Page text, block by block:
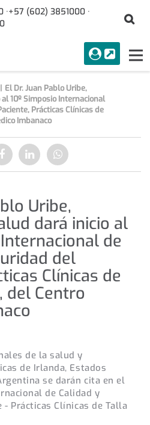
·+57 (602) 3851000 ·
menuAcceso
Buscar
El Dr. Juan Pablo Uribe,
10º Simposio Internacional
Prácticas Clínicas de
Imbanaco
Uribe,
dará inicio al
de
del
Clínicas de
del Centro
de la salud y
de Irlanda, Estados
se darán cita en el
de Calidad y
- Prácticas Clínicas de Talla
Compartir
en
Compartir
en
Compartir
en